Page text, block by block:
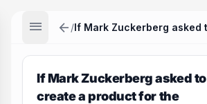
menu arrow_back /
If Mark Zuckerberg asked to
create a product for the